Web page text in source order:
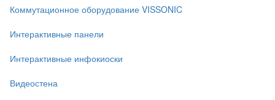
Коммутационное оборудование VISSONIC
Интерактивные панели
Интерактивные инфокиоски
Видеостена